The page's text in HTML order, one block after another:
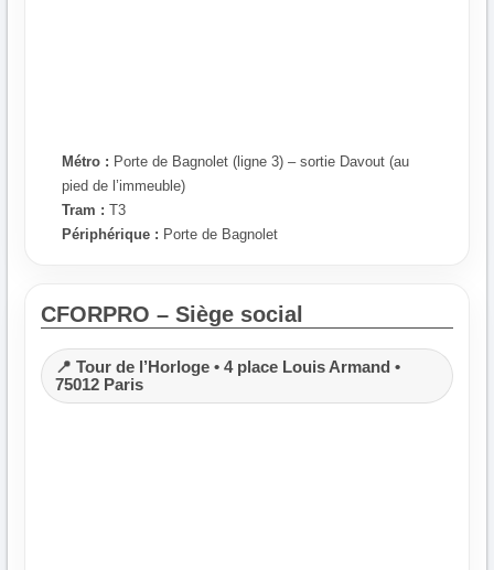
Métro : Porte de Bagnolet (ligne 3) – sortie Davout (au
pied de l’immeuble)
Tram : T3
Périphérique : Porte de Bagnolet
CFORPRO – Siège social
📍 Tour de l’Horloge • 4 place Louis Armand •
75012 Paris